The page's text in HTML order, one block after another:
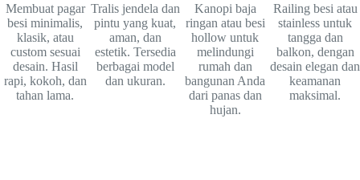
Membuat pagar
besi minimalis,
klasik, atau
custom sesuai
desain. Hasil
rapi, kokoh, dan
tahan lama.
Tralis jendela dan
pintu yang kuat,
aman, dan
estetik. Tersedia
berbagai model
dan ukuran.
Kanopi baja
ringan atau besi
hollow untuk
melindungi
rumah dan
bangunan Anda
dari panas dan
hujan.
Railing besi atau
stainless untuk
tangga dan
balkon, dengan
desain elegan dan
keamanan
maksimal.